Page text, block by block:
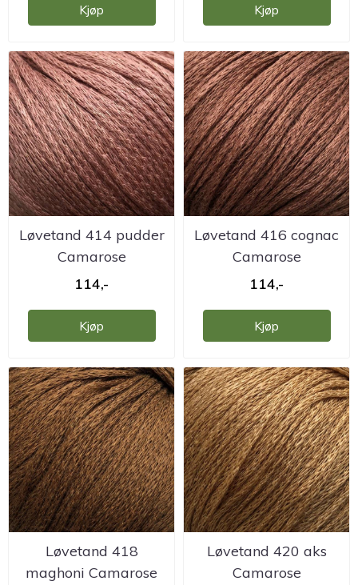
Kjøp Kjøp
Løvetand 414 pudder
Camarose
114,-
Kjøp
Løvetand 416 cognac
Camarose
114,-
Kjøp
Løvetand 418
maghoni Camarose
Løvetand 420 aks
Camarose